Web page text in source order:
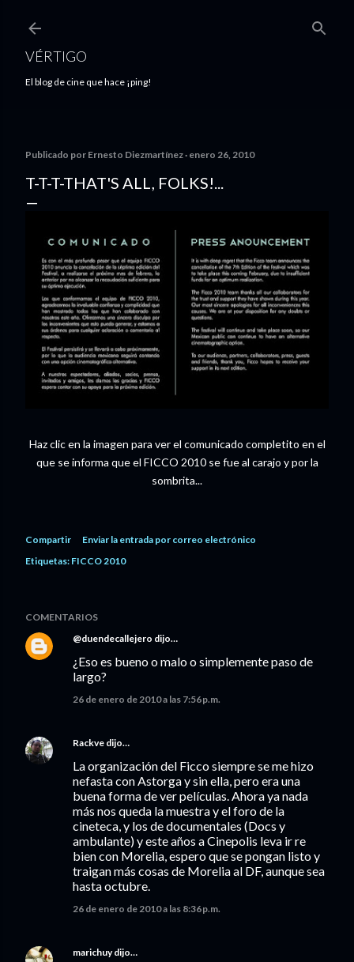
VÉRTIGO
El blog de cine que hace ¡ping!
Publicado por Ernesto Diezmartínez enero 26, 2010
T-T-T-THAT'S ALL, FOLKS!...
Haz clic en la imagen para ver el comunicado completito en el
que se informa que el FICCO 2010 se fue al carajo y por la
sombrita...
Compartir
Enviar la entrada por correo electrónico
Etiquetas: FICCO 2010
COMENTARIOS
@duendecallejero dijo…
¿Eso es bueno o malo o simplemente paso de
largo?
26 de enero de 2010 a las 7:56 p.m.
Rackve dijo…
La organización del Ficco siempre se me hizo
nefasta con Astorga y sin ella, pero era una
buena forma de ver películas. Ahora ya nada
más nos queda la muestra y el foro de la
cineteca, y los de documentales (Docs y
ambulante) y este años a Cinepolis leva ir re
bien con Morelia, espero que se pongan listo y
traigan más cosas de Morelia al DF, aunque sea
hasta octubre.
26 de enero de 2010 a las 8:36 p.m.
marichuydijo…